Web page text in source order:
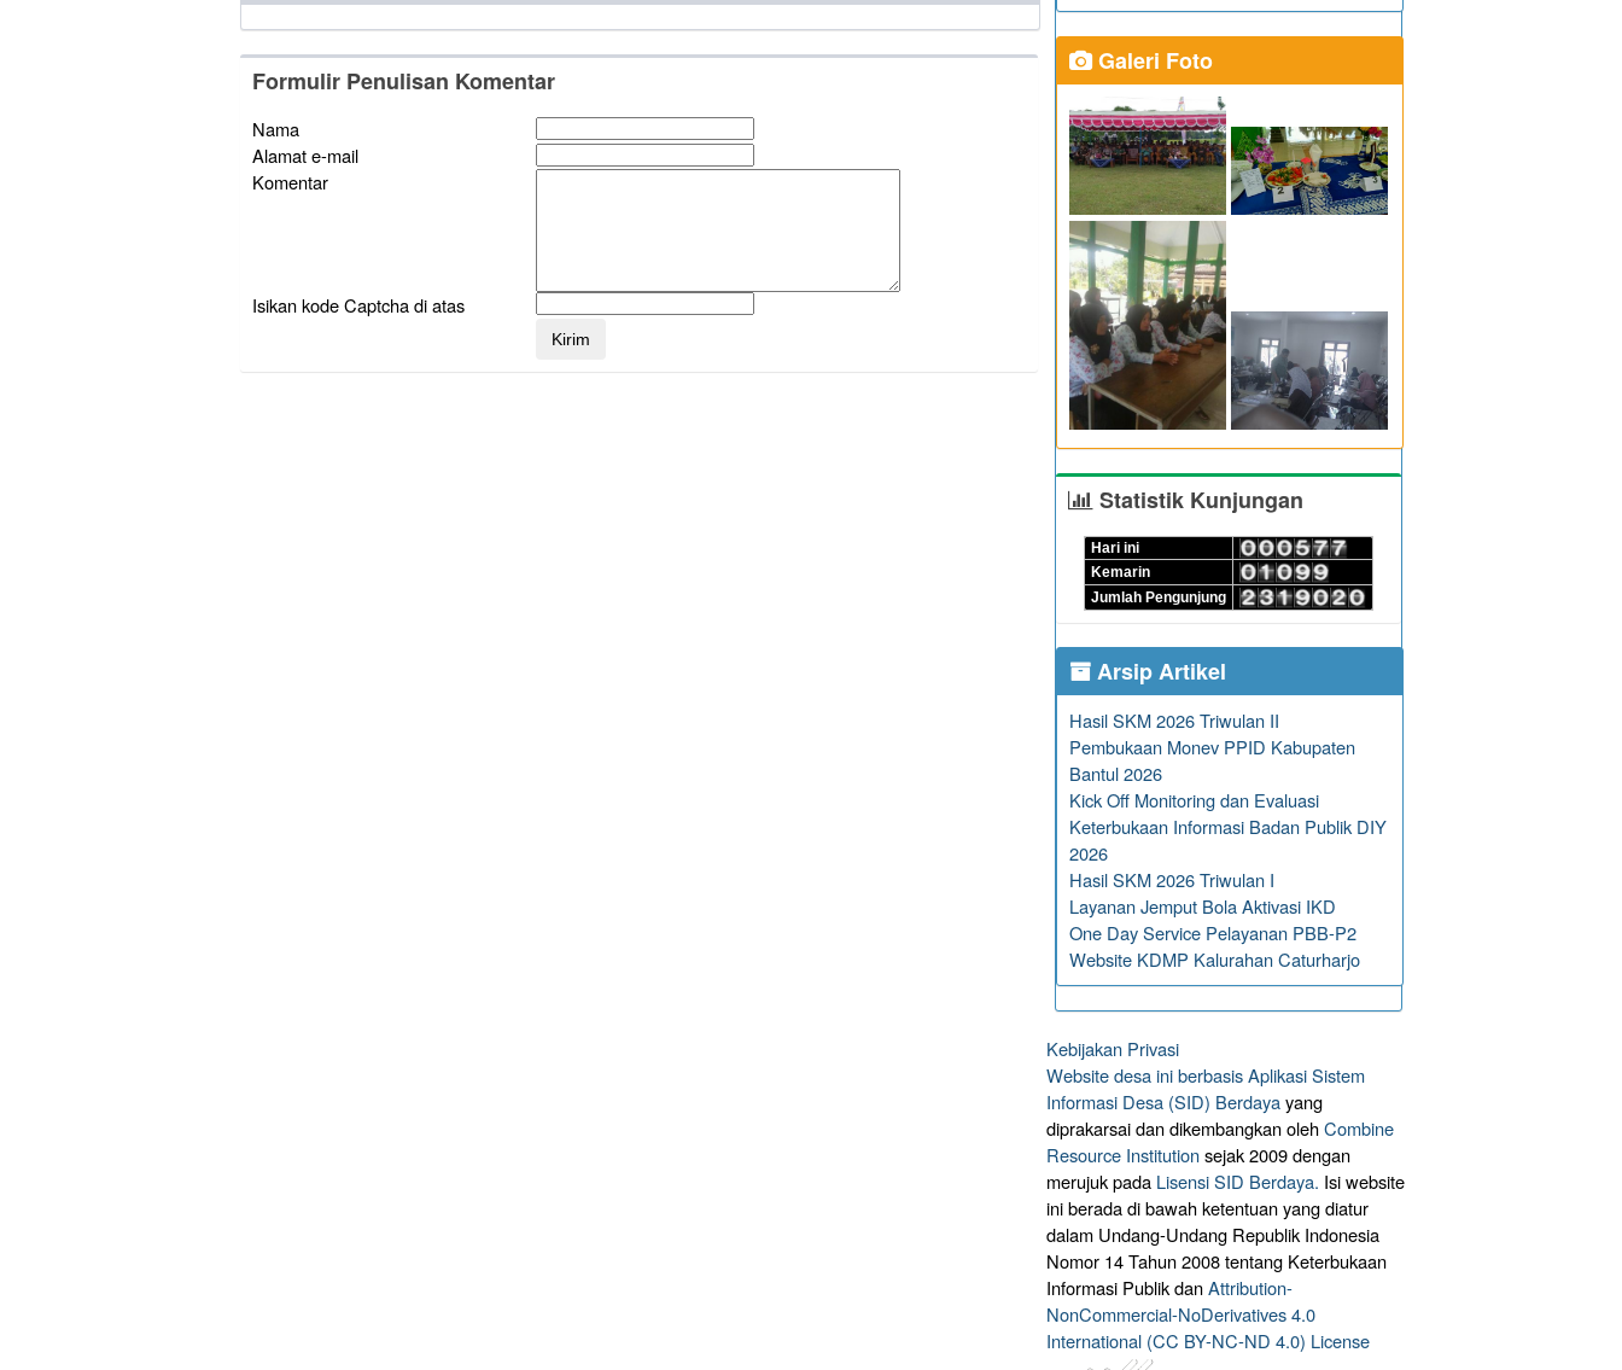
Formulir Penulisan Komentar
Nama
Alamat e-mail
Komentar
Isikan kode Captcha di atas
Galeri Foto
Statistik Kunjungan
Hari ini
Kemarin
Jumlah Pengunjung
Arsip Artikel
Hasil SKM 2026 Triwulan II
Pembukaan Monev PPID Kabupaten
Bantul 2026
Kick Off Monitoring dan Evaluasi
Keterbukaan Informasi Badan Publik DIY
2026
Hasil SKM 2026 Triwulan I
Layanan Jemput Bola Aktivasi IKD
One Day Service Pelayanan PBB-P2
Website KDMP Kalurahan Caturharjo
Kebijakan Privasi
Website desa ini berbasisAplikasi Sistem
Informasi Desa (SID) Berdayayang
diprakarsai dan dikembangkan olehCombine
Resource Institutionsejak 2009 dengan
merujuk pada Lisensi SID Berdaya. Isi website
ini berada di bawah ketentuan yang diatur
dalam Undang-Undang Republik Indonesia
Nomor 14 Tahun 2008 tentang Keterbukaan
Informasi Publik danAttribution-
NonCommercial-NoDerivatives 4.0
International (CC BY-NC-ND 4.0) License